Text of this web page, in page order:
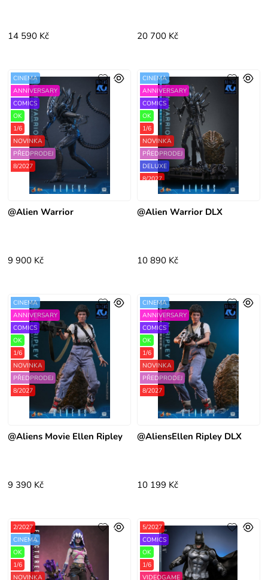
14 590 Kč 20 700 Kč
@Alien Warrior
CINEMA
ANNIVERSARY
COMICS
OK
1/6
NOVINKA
PŘEDPRODEJ
8/2027
9 900 Kč
@Alien Warrior DLX
CINEMA
ANNIVERSARY
COMICS
OK
1/6
NOVINKA
PŘEDPRODEJ
DELUXE
8/2027
10 890 Kč
@Aliens Movie Ellen Ripley
CINEMA
ANNIVERSARY
COMICS
OK
1/6
NOVINKA
PŘEDPRODEJ
8/2027
9 390 Kč
@AliensEllen Ripley DLX
CINEMA
ANNIVERSARY
COMICS
OK
1/6
NOVINKA
PŘEDPRODEJ
8/2027
10 199 Kč
2/2027
CINEMA
OK
1/6
NOVINKA
5/2027
COMICS
OK
1/6
VIDEOGAME